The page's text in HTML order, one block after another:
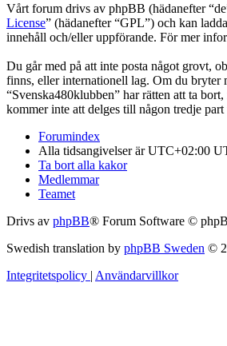
Vårt forum drivs av phpBB (hädanefter
License” (hädanefter “GPL”) och kan
innehåll och/eller uppförande. För mer
Du går med på att inte posta något grovt,
finns, eller internationell lag. Om du bryter
“Svenska480klubben” har rätten att ta
kommer inte att delges till någon tredje
Forumindex
Alla tidsangivelser är UTC+02:00
Ta bort alla kakor
Medlemmar
Teamet
Drivs av phpBB® Forum Software ©
Swedish translation by phpBB Sweden ©
Integritetspolicy | Användarvillkor